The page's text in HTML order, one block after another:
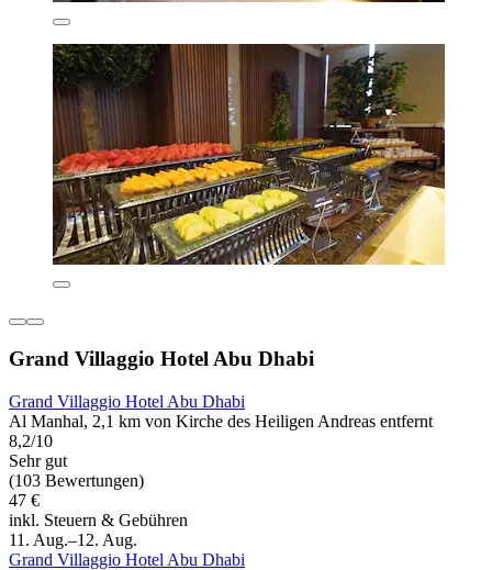
Grand Villaggio Hotel Abu Dhabi
Grand Villaggio Hotel Abu Dhabi
Al Manhal, 2,1 km von Kirche des Heiligen Andreas entfernt
8,2/10
Sehr gut
(103 Bewertungen)
47 €
inkl. Steuern & Gebühren
11. Aug.–12. Aug.
Grand Villaggio Hotel Abu Dhabi